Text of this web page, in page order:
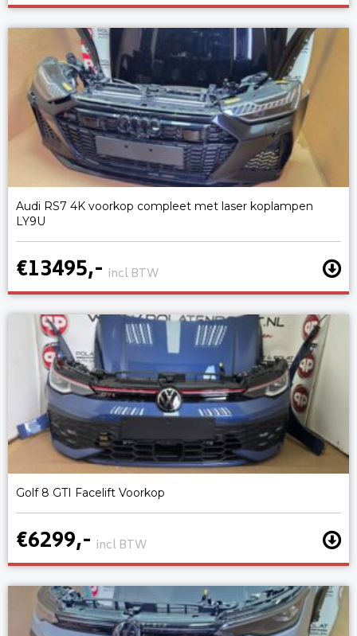
Audi RS7 4K voorkop compleet met laser koplampen
LY9U
€13495,- incl BTW
Golf 8 GTI Facelift Voorkop
€6299,- incl BTW